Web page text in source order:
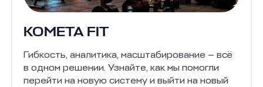
KOMETA FIT
Гибкость, аналитика, масштабирование — всё
в одном решении. Узнайте, как мы помогли
перейти на новую систему и выйти на новый